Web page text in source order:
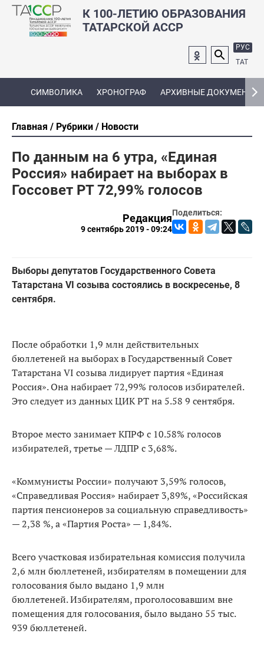
К 100-ЛЕТИЮ ОБРАЗОВАНИЯ
ТАТАРСКОЙ АССР
РУС
ТАТ
СИМВОЛИКА ХРОНОГРАФ АРХИВНЫЕ ДОКУМЕНТЫ
Главная Рубрики Новости
По данным на 6 утра, «Единая
Россия» набирает на выборах в
Госсовет РТ 72,99% голосов
Поделиться:
Редакция
9 сентябрь 2019 - 09:24
Выборы депутатов Государственного Совета
Татарстана VI созыва состоялись в воскресенье, 8
сентября.
После обработки 1,9 млн действительных
бюллетеней на выборах в Государственный Совет
Татарстана VI созыва лидирует партия «Единая
Россия». Она набирает 72,99% голосов избирателей.
Это следует из данных ЦИК РТ на 5.58 9 сентября.
Второе место занимает КПРФ с 10.58% голосов
избирателей, третье — ЛДПР с 3,68%.
«Коммунисты России» получают 3,59% голосов,
«Справедливая Россия» набирает 3,89%, «Российская
партия пенсионеров за социальную справедливость»
— 2,38 %, а «Партия Роста» — 1,84%.
Всего участковая избирательная комиссия получила
2,6 млн бюллетеней, избирателям в помещении для
голосования было выдано 1,9 млн
бюллетеней. Избирателям, проголосовавшим вне
помещения для голосования, было выдано 55 тыс.
939 бюллетеней.